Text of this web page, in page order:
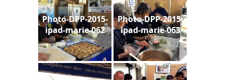
Photo-DPP-2015-
ipad-marie-062
Photo-DPP-2015-
ipad-marie-063